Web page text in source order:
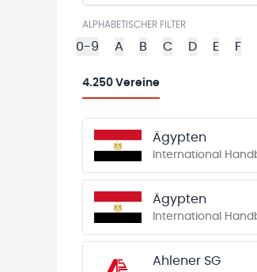
ALPHABETISCHER FILTER
0-9 A B C D E F
4.250 Vereine
Ägypten
International
Ägypten
International
Ahlener SG